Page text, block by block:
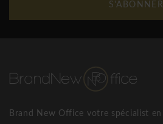
S'ABONNER
Brand New Office votre spécialist en